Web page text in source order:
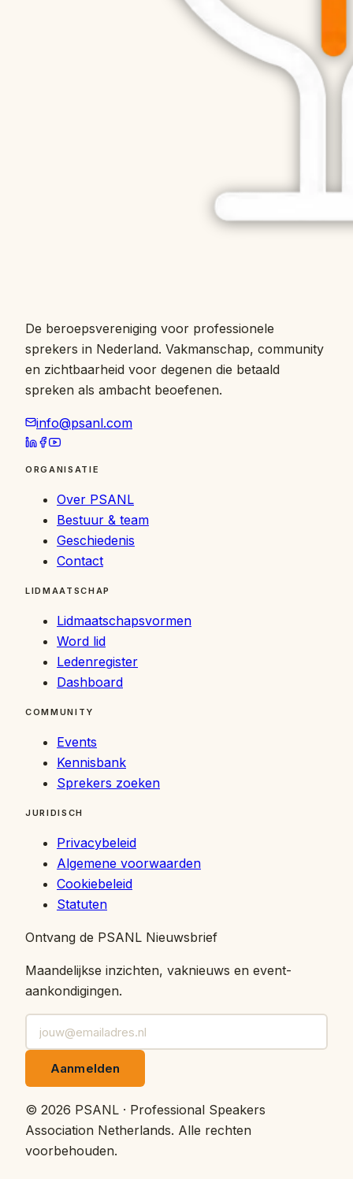
De beroepsvereniging voor professionele
sprekers in Nederland. Vakmanschap, community
en zichtbaarheid voor degenen die betaald
spreken als ambacht beoefenen.
info@psanl.com
ORGANISATIE
Over PSANL
Bestuur & team
Geschiedenis
Contact
LIDMAATSCHAP
Lidmaatschapsvormen
Word lid
Ledenregister
Dashboard
COMMUNITY
Events
Kennisbank
Sprekers zoeken
JURIDISCH
Privacybeleid
Algemene voorwaarden
Cookiebeleid
Statuten
Ontvang de PSANL Nieuwsbrief
Maandelijkse inzichten, vaknieuws en event-
aankondigingen.
Aanmelden
© 2026 PSANL · Professional Speakers
Association Netherlands. Alle rechten
voorbehouden.